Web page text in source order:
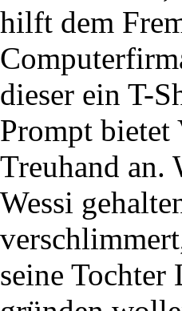
hilft dem
dieser ein T-
Prompt bietet
Treuhand an.
Wessi
seine